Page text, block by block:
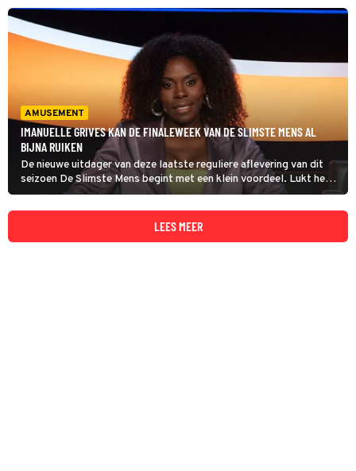
AMUSEMENT
IMANUELLE GRIVES KAN DE FINALEWEEK VAN DE SLIMSTE MENS AL
BIJNA RUIKEN
De nieuwe uitdager van deze laatste reguliere aflevering van dit
seizoen De Slimste Mens begint met een klein voordeel. Lukt het
actrice Imanuelle Grives om in de wedstrijd te blijven, dan zit ze
vanaf komende maandag al in de finaleweek.
LEES MEER